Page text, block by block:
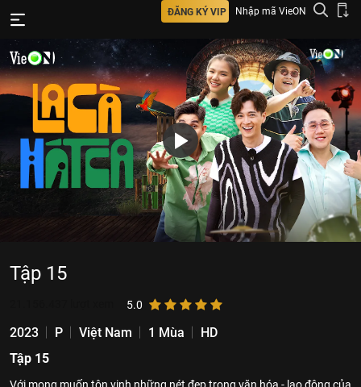
ĐĂNG KÝ VIP Nhập mã VieON
Tập 15
5.0
2023 P Việt Nam 1 Mùa
HD
Tập 15